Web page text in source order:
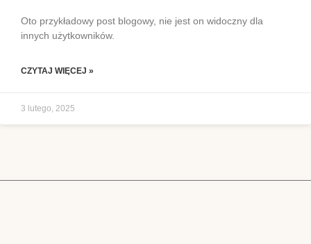
Oto przykładowy post blogowy, nie jest on widoczny dla
innych użytkowników.
CZYTAJ WIĘCEJ »
3 lutego, 2025